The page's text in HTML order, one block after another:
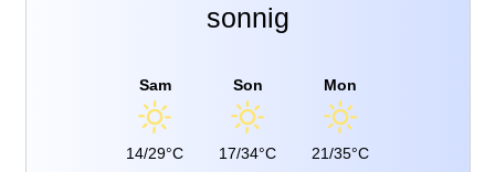
sonnig
Sam
14/29°C
Son
17/34°C
Mon
21/35°C